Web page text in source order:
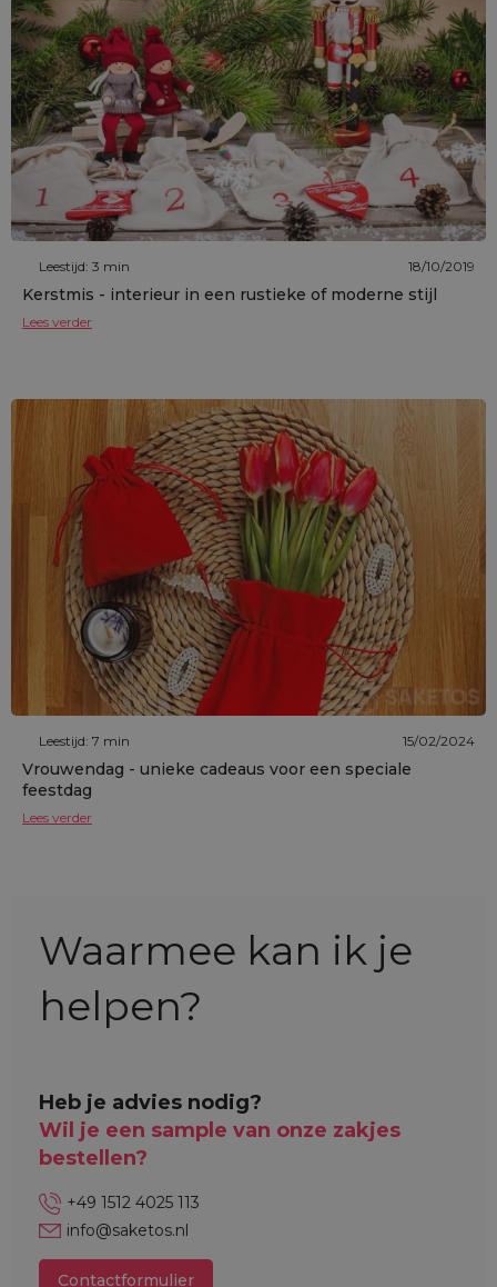
Leestijd: 3 min 18/10/2019
Kerstmis - interieur in een rustieke of moderne stijl
Lees verder
Leestijd: 7 min 15/02/2024
Vrouwendag - unieke cadeaus voor een speciale
feestdag
Lees verder
Waarmee kan ik je
helpen?
Heb je advies nodig?
Wil je een sample van onze zakjes
bestellen?
+49 1512 4025 113
info@saketos.nl
Contactformulier